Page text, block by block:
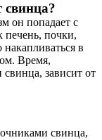
свинца?
он попадает с
печень, почки,
в
Время,
зависит от
свинца,